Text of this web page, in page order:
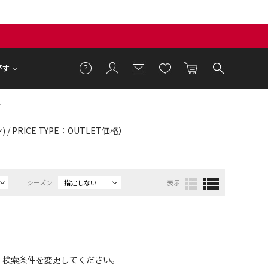
す
PRICE TYPE：OUTLET価格）
シーズン 指定しない 表示
索条件を変更してください。